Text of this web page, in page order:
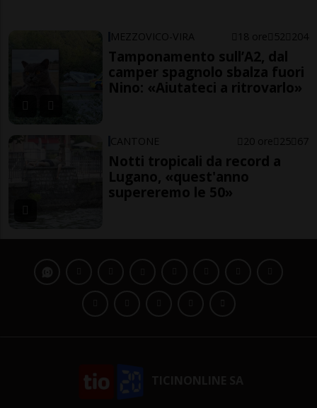
MEZZOVICO-VIRA 18 ore 52 204
Tamponamento sull’A2, dal
camper spagnolo sbalza fuori
Nino: «Aiutateci a ritrovarlo»
CANTONE 20 ore 25 67
Notti tropicali da record a
Lugano, «quest'anno
supereremo le 50»